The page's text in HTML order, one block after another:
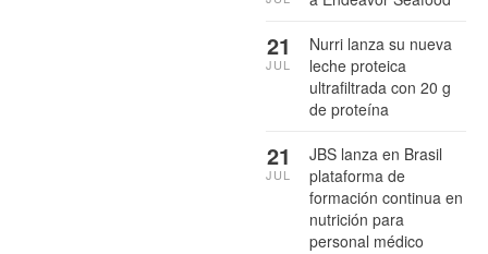
Nurri lanza su nueva
leche proteica
ultrafiltrada con 20 g
de proteína
21
JUL
JBS lanza en Brasil
plataforma de
formación continua en
nutrición para
personal médico
21
JUL